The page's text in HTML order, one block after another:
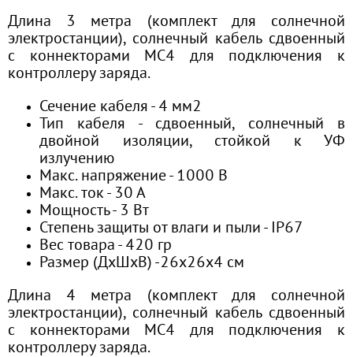
Длина 3 метра (комплект для солнечной
электростанции), солнечный кабель сдвоенный
с коннекторами МС4 для подключения к
контроллеру заряда.
Сечение кабеля - 4 мм2
Тип кабеля - сдвоенный, солнечный в
двойной изоляции, стойкой к УФ
излучению
Макс. напряжение - 1000 В
Макс. ток - 30 А
Мощность - 3 Вт
Степень защиты от влаги и пыли - IP67
Вес товара - 420 гр
Размер (ДхШхВ) -26x26x4 см
Длина 4 метра (комплект для солнечной
электростанции), солнечный кабель сдвоенный
с коннекторами МС4 для подключения к
контроллеру заряда.